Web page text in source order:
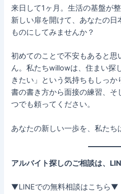
来日して1ヶ月。生活の基盤が
新しい扉を開けて、あなたの日
ものにしてみませんか？
初めてのことで不安もあると
ん。私たちwillowは、住まい探
きたい」という気持ちもしっ
書の書き方から面接の練習、そ
つでも頼ってください。
あなたの新しい一歩を、私たち
アルバイト探しのご相談は、
▼LINEでの無料相談はこちら▼